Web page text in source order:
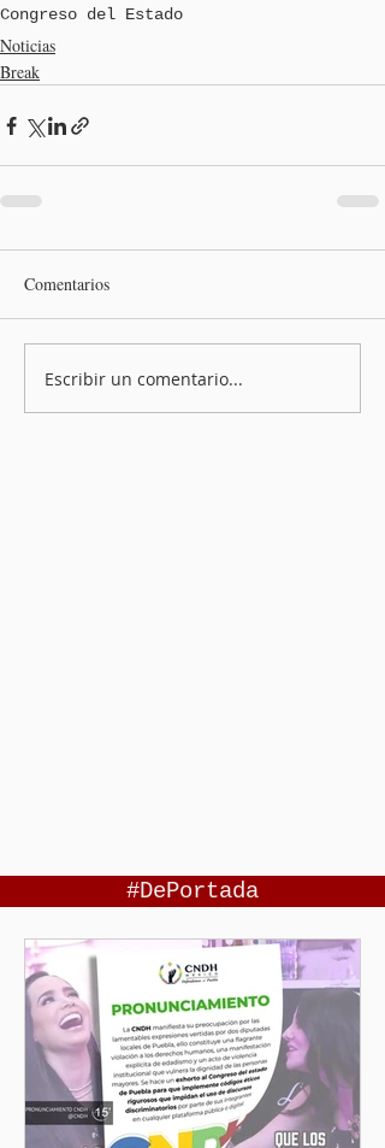
Congreso del Estado
Noticias
Break
Comentarios
Escribir un comentario...
#DePortada